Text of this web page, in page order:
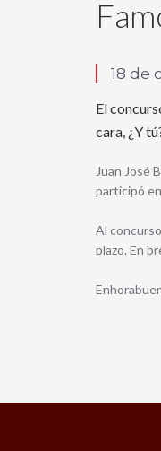
18 de
El
cara, ¿Y
Juan José
participó
Al
plazo. En